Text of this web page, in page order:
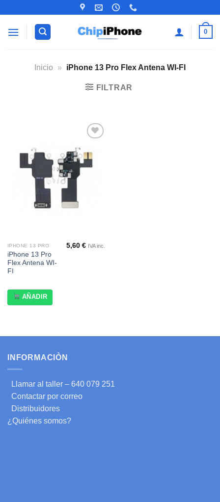
contenido
0
Inicio » iPhone 13 Pro Flex Antena WI-FI
FILTRAR
a la
lista de
deseos
IPHONE 13 PRO
iPhone 13 Pro
Flex Antena WI-
FI
5,60€ IVA inc.
AÑADIR
INFORMACIÒN
Llamar al taller – 640 079 251
Contactar por correo
Distribuidores
¿Quiénes somos?